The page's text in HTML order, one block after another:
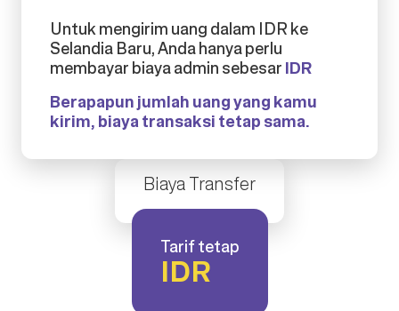
Untuk mengirim uang dalam IDR ke
Selandia Baru, Anda hanya perlu
membayar biaya admin sebesarIDR
Berapapun jumlah uang yang kamu
kirim, biaya transaksi tetap sama.
Biaya Transfer
Tarif tetap
IDR